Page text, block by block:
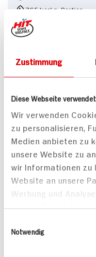
Zustimmung
Diese Webseite
Wir verwenden
zu personalisieren,
Medien anbieten zu
unsere Website zu
wir Informationen zu
Website an unsere
Werbung und
führen diese
bereitgestellt haben
Notwendig
765 kcal p. Portion
Mittel
Hähnchensalat mit Thai-
Avocado
75 min
743 kcal p. Portion
Leicht